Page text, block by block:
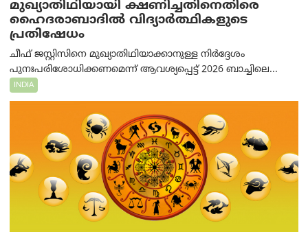
മുഖ്യാതിഥിയായി ക്ഷണിച്ചതിനെതിരെ
ഹൈദരാബാദില്‍ വിദ്യാർത്ഥികളുടെ
പ്രതിഷേധം
ചീഫ് ജസ്റ്റിസിനെ മുഖ്യാതിഥിയാക്കാനുള്ള നിർദ്ദേശം
പുനഃപരിശോധിക്കണമെന്ന് ആവശ്യപ്പെട്ട് 2026 ബാച്ചിലെ...
INDIA